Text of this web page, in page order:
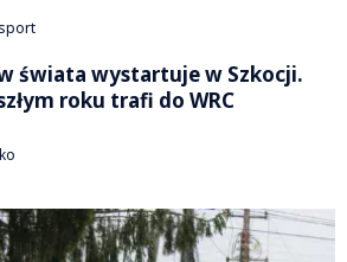
świata wystartuje w Szkocji.
roku trafi do WRC